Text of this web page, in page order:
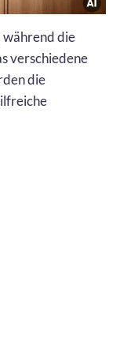
die
verschiedene
die